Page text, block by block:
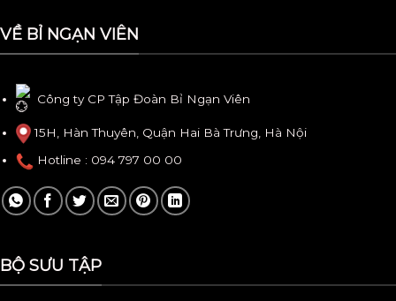
VỀ BỈ NGẠN VIÊN
Công ty CP Tập Đoàn Bỉ Ngạn Viên
15H, Hàn Thuyên, Quận Hai Bà Trưng, Hà Nội
Hotline : 094 797 00 00
BỘ SƯU TẬP